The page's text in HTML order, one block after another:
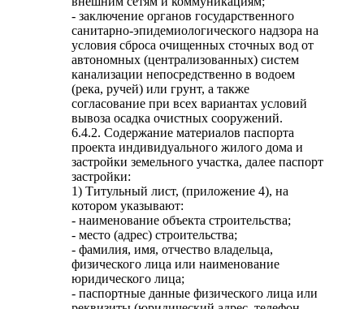
- заключение органов государственного
санитарно-эпидемиологического надзора на
условия сброса очищенных сточных вод от
автономных (централизованных) систем
канализации непосредственно в водоем
(река, ручей) или грунт, а также
согласование при всех вариантах условий
вывоза осадка очистных сооружений.
6.4.2. Содержание материалов паспорта
проекта индивидуального жилого дома и
застройки земельного участка, далее паспорт
застройки:
1) Титульный лист, (приложение 4), на
котором указывают:
- наименование объекта строительства;
- место (адрес) строительства;
- фамилия, имя, отчество владельца,
физического лица или наименование
юридического лица;
- паспортные данные физического лица или